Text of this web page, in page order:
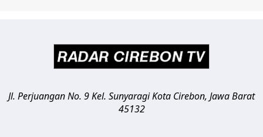
Jl. Perjuangan No. 9 Kel. SunyaragiKota Cirebon, Jawa Barat
45132